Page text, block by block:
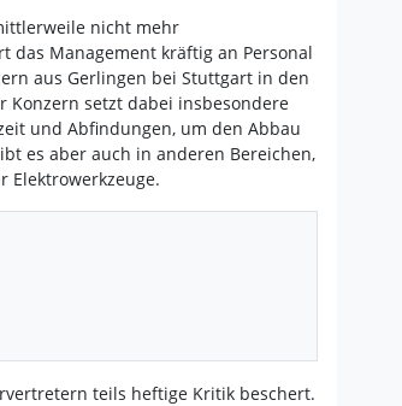
nicht mehr
das Management kräftig an Personal
aus Gerlingen bei Stuttgart in den
Konzern setzt dabei insbesondere
und Abfindungen, um den Abbau
es aber auch in anderen Bereichen,
Elektrowerkzeuge.
teils heftige Kritik beschert.